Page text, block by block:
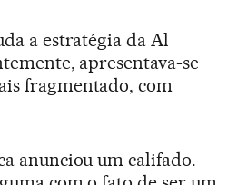
a estratégia da Al
apresentava-se
fragmentado, com
anunciou um califado.